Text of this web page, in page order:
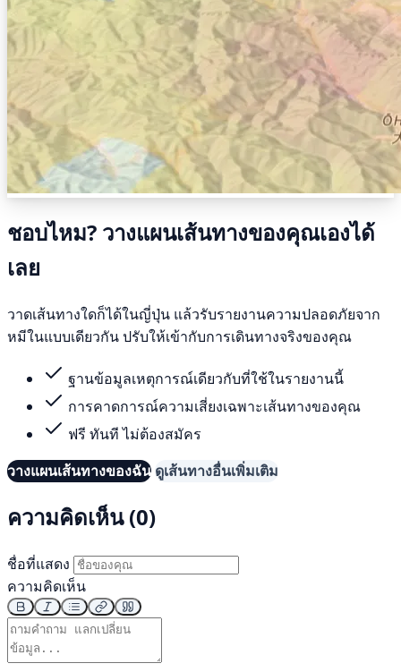
ชอบไหม? วางแผนเส้นทางของคุณเองได้
เลย
วาดเส้นทางใดก็ได้ในญี่ปุ่น แล้วรับรายงานความปลอดภัยจาก
หมีในแบบเดียวกัน ปรับให้เข้ากับการเดินทางจริงของคุณ
ฐานข้อมูลเหตุการณ์เดียวกับที่ใช้ในรายงานนี้
การคาดการณ์ความเสี่ยงเฉพาะเส้นทางของคุณ
ฟรี ทันที ไม่ต้องสมัคร
วางแผนเส้นทางของฉัน ดูเส้นทางอื่นเพิ่มเติม
ความคิดเห็น (0)
ชื่อที่แสดง
ความคิดเห็น